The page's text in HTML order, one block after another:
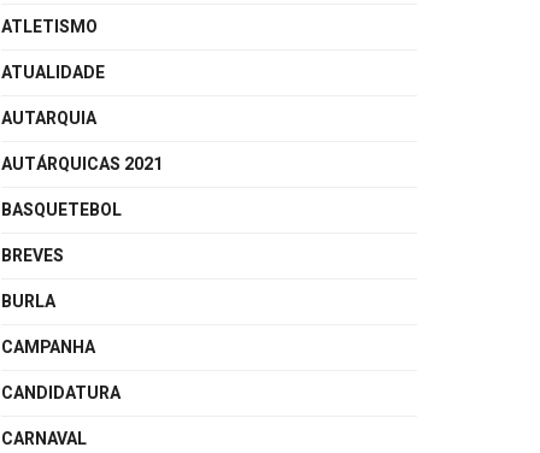
ATLETISMO
ATUALIDADE
AUTARQUIA
AUTÁRQUICAS 2021
BASQUETEBOL
BREVES
BURLA
CAMPANHA
CANDIDATURA
CARNAVAL